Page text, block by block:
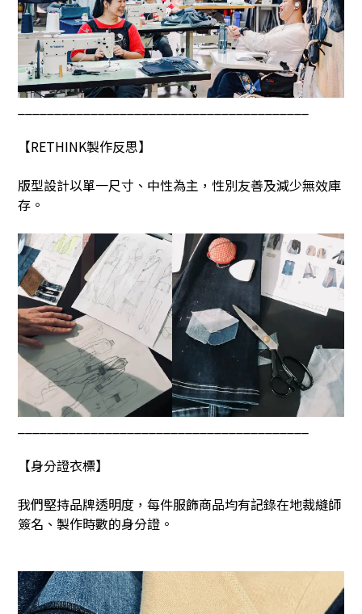
【RETHINK製作反思】
版型設計以單一尺寸、中性為主，性別友善及減少無效庫
存。
【身分證衣標】
我們堅持品牌透明度，每件服飾商品均有記錄在地裁縫師
簽名、製作時數的身分證。